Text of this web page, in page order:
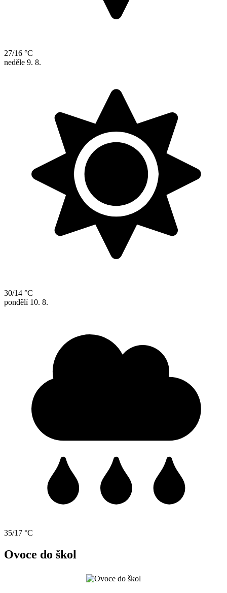
27/16 °C
neděle 9. 8.
30/14 °C
pondělí 10. 8.
35/17 °C
Ovoce do škol